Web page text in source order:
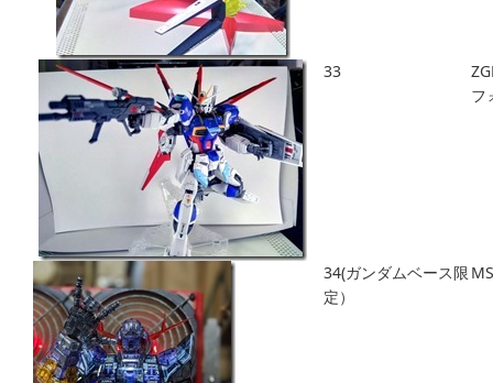
33
フ
34(ガンダムベース限
定）